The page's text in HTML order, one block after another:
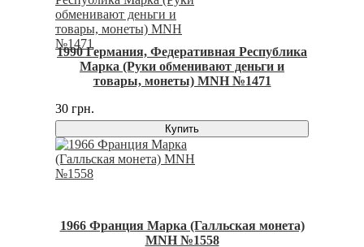
1990 Германия, Федеративная Республика
Марка (Руки обменивают деньги и
товары, монеты) MNH №1471
30 грн.
Купить
1966 Франция Марка (Галльская монета)
MNH №1558